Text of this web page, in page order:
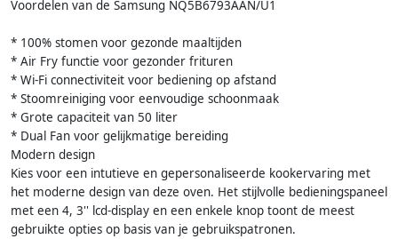
Voordelen van de Samsung NQ5B6793AAN/U1
* 100% stomen voor gezonde maaltijden
* Air Fry functie voor gezonder frituren
* Wi-Fi connectiviteit voor bediening op afstand
* Stoomreiniging voor eenvoudige schoonmaak
* Grote capaciteit van 50 liter
* Dual Fan voor gelijkmatige bereiding
Modern design
Kies voor een intutieve en gepersonaliseerde kookervaring met
het moderne design van deze oven. Het stijlvolle bedieningspaneel
met een 4, 3'' lcd-display en een enkele knop toont de meest
gebruikte opties op basis van je gebruikspatronen.